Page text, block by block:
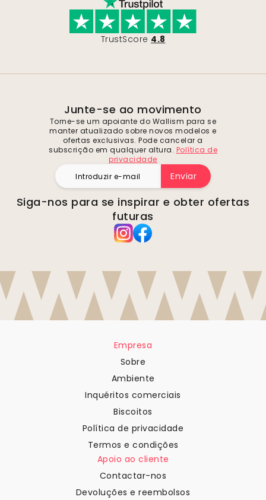
TrustScore 4.8
Junte-se ao movimento
Torne-se um apoiante do Wallism para se
manter atualizado sobre novos modelos e
ofertas exclusivas. Pode cancelar a
subscrição em qualquer altura. Política de
privacidade
Enviar
Siga-nos para se inspirar e obter ofertas
futuras
Empresa
Sobre
Ambiente
Inquéritos comerciais
Biscoitos
Política de privacidade
Termos e condições
Apoio ao cliente
Contactar-nos
Devoluções e reembolsos